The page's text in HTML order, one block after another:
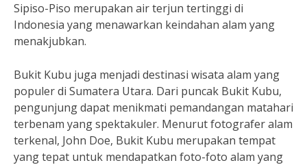
Sipiso-Piso merupakan air terjun tertinggi di
Indonesia yang menawarkan keindahan alam yang
menakjubkan.
Bukit Kubu juga menjadi destinasi wisata alam yang
populer di Sumatera Utara. Dari puncak Bukit Kubu,
pengunjung dapat menikmati pemandangan matahari
terbenam yang spektakuler. Menurut fotografer alam
terkenal, John Doe, Bukit Kubu merupakan tempat
yang tepat untuk mendapatkan foto-foto alam yang